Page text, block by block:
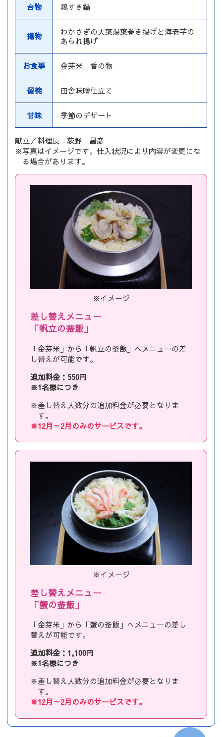
台物 鶏すき鍋
揚物
わかさぎの大葉湯葉巻き揚げと海老芋の
あられ揚げ
お食事 金芽米 香の物
留椀 田舎味噌仕立て
甘味 季節のデザート
献立／料理長 荻野 昌彦
※写真はイメージです。仕入状況により内容が変更にな
る場合があります。
※イメージ
差し替えメニュー
「帆立の釜飯」
「金芽米」から「帆立の釜飯」へメニューの差
し替えが可能です。
追加料金：550円
※1名様につき
※差し替え人数分の追加料金が必要となりま
す。
※12月～2月のみのサービスです。
※イメージ
差し替えメニュー
「蟹の釜飯」
「金芽米」から「蟹の釜飯」へメニューの差し
替えが可能です。
追加料金：1,100円
※1名様につき
※差し替え人数分の追加料金が必要となりま
す。
※12月～2月のみのサービスです。